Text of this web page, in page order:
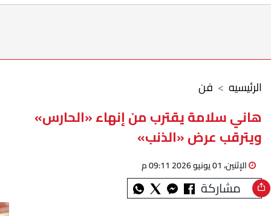
فن الرئيسيه
هاني سلامة يقترب من إنهاء «الحارس»
ويترقب عرض «الذنب»
الإثنين، 01 يونيو 2026 09:11 م
مشاركة